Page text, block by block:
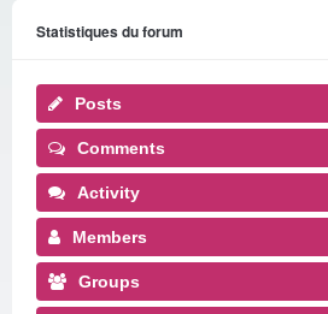
Statistiques du forum
Posts
Comments
Activity
Members
Groups